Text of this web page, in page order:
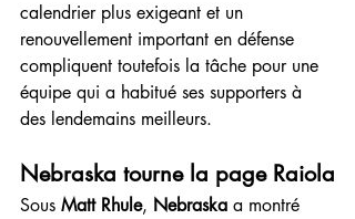
calendrier plus exigeant et un
renouvellement important en défense
compliquent toutefois la tâche pour une
équipe qui a habitué ses supporters à
des lendemains meilleurs.
Nebraska tourne la page Raiola
Sous Matt Rhule, Nebraska a montré